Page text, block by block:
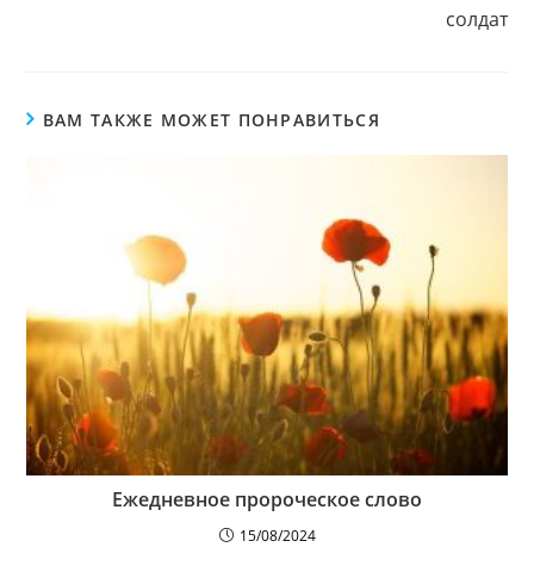
солдат
ВАМ ТАКЖЕ МОЖЕТ ПОНРАВИТЬСЯ
Ежедневное пророческое слово
15/08/2024